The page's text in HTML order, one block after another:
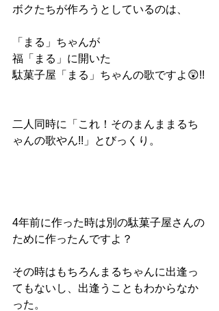
ボクたちが作ろうとしているのは、
「まる」ちゃんが
福「まる」に開いた
駄菓子屋「まる」ちゃんの歌ですよ😲!!
二人同時に「これ！そのまんままるち
ゃんの歌やん!!」とびっくり。
4年前に作った時は別の駄菓子屋さんの
ために作ったんですよ？
その時はもちろんまるちゃんに出逢っ
てもないし、出逢うこともわからなか
った。